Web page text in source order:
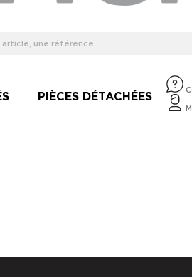
PIÈCES DÉTACHÉES